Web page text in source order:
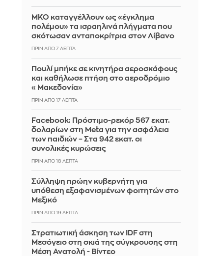
ΜΚΟ καταγγέλλουν ως «έγκλημα
πολέμου» τα ισραηλινά πλήγματα που
σκότωσαν ανταποκρίτρια στον Λίβανο
ΠΡΙΝ ΑΠΌ 7 ΛΕΠΤΆ
Πουλί μπήκε σε κινητήρα αεροσκάφους
και καθήλωσε πτήση στο αεροδρόμιο
«Μακεδονία»
ΠΡΙΝ ΑΠΌ 17 ΛΕΠΤΆ
Facebook: Πρόστιμο-ρεκόρ 567 εκατ.
δολαρίων στη Meta για την ασφάλεια
των παιδιών – Στα 942 εκατ. οι
συνολικές κυρώσεις
ΠΡΙΝ ΑΠΌ 18 ΛΕΠΤΆ
Σύλληψη πρώην κυβερνήτη για
υπόθεση εξαφανισμένων φοιτητών στο
Μεξικό
ΠΡΙΝ ΑΠΌ 19 ΛΕΠΤΆ
Στρατιωτική άσκηση των IDF στη
Μεσόγειο στη σκιά της σύγκρουσης στη
Μέση Ανατολή - Βίντεο